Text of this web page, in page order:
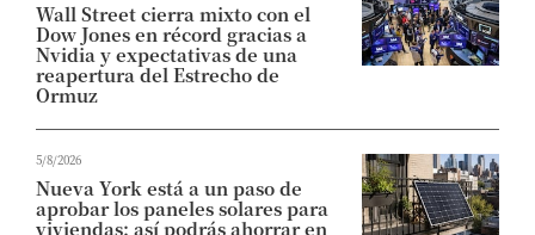
Wall Street cierra mixto con el
Dow Jones en récord gracias a
Nvidia y expectativas de una
reapertura del Estrecho de
Ormuz
5/8/2026
Nueva York está a un paso de
aprobar los paneles solares para
viviendas: así podrás ahorrar en